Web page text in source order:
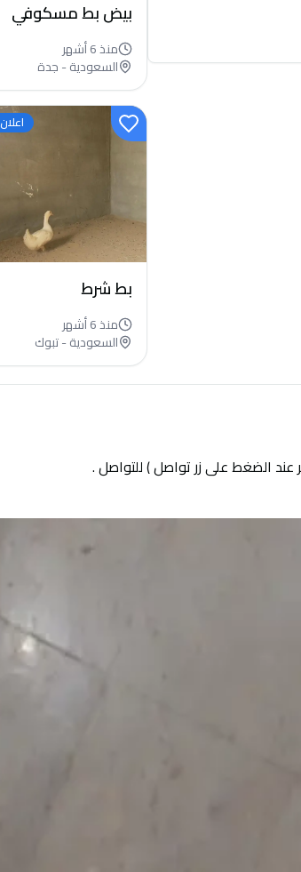
بيض بط مسكوفي
منذ 6 أشهر
السعودية - جدة
اعلان
بط شرط
منذ 6 أشهر
السعودية - تبوك
الضغط على زر تواصل ) للتواصل .